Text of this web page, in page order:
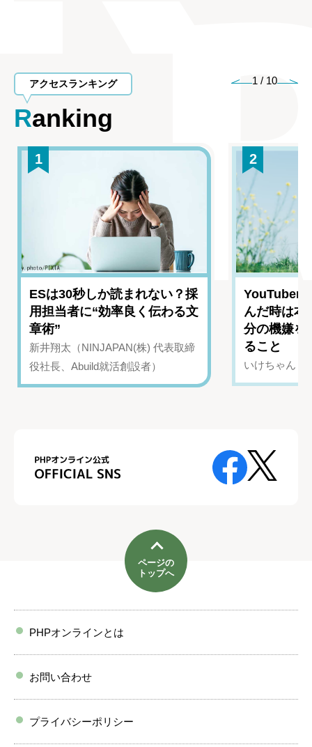
アクセスランキング
Ranking
1 / 10
1
ESは30秒しか読まれない？採
用担当者に“効率良く伝わる文
章術”
新井翔太（NINJAPAN(株) 代表取締
役社長、Abuild就活創設者）
2
YouTuber
んだ時は
分の機嫌を
ること
いけちゃん（
ページの
トップへ
PHPオンラインとは
お問い合わせ
プライバシーポリシー